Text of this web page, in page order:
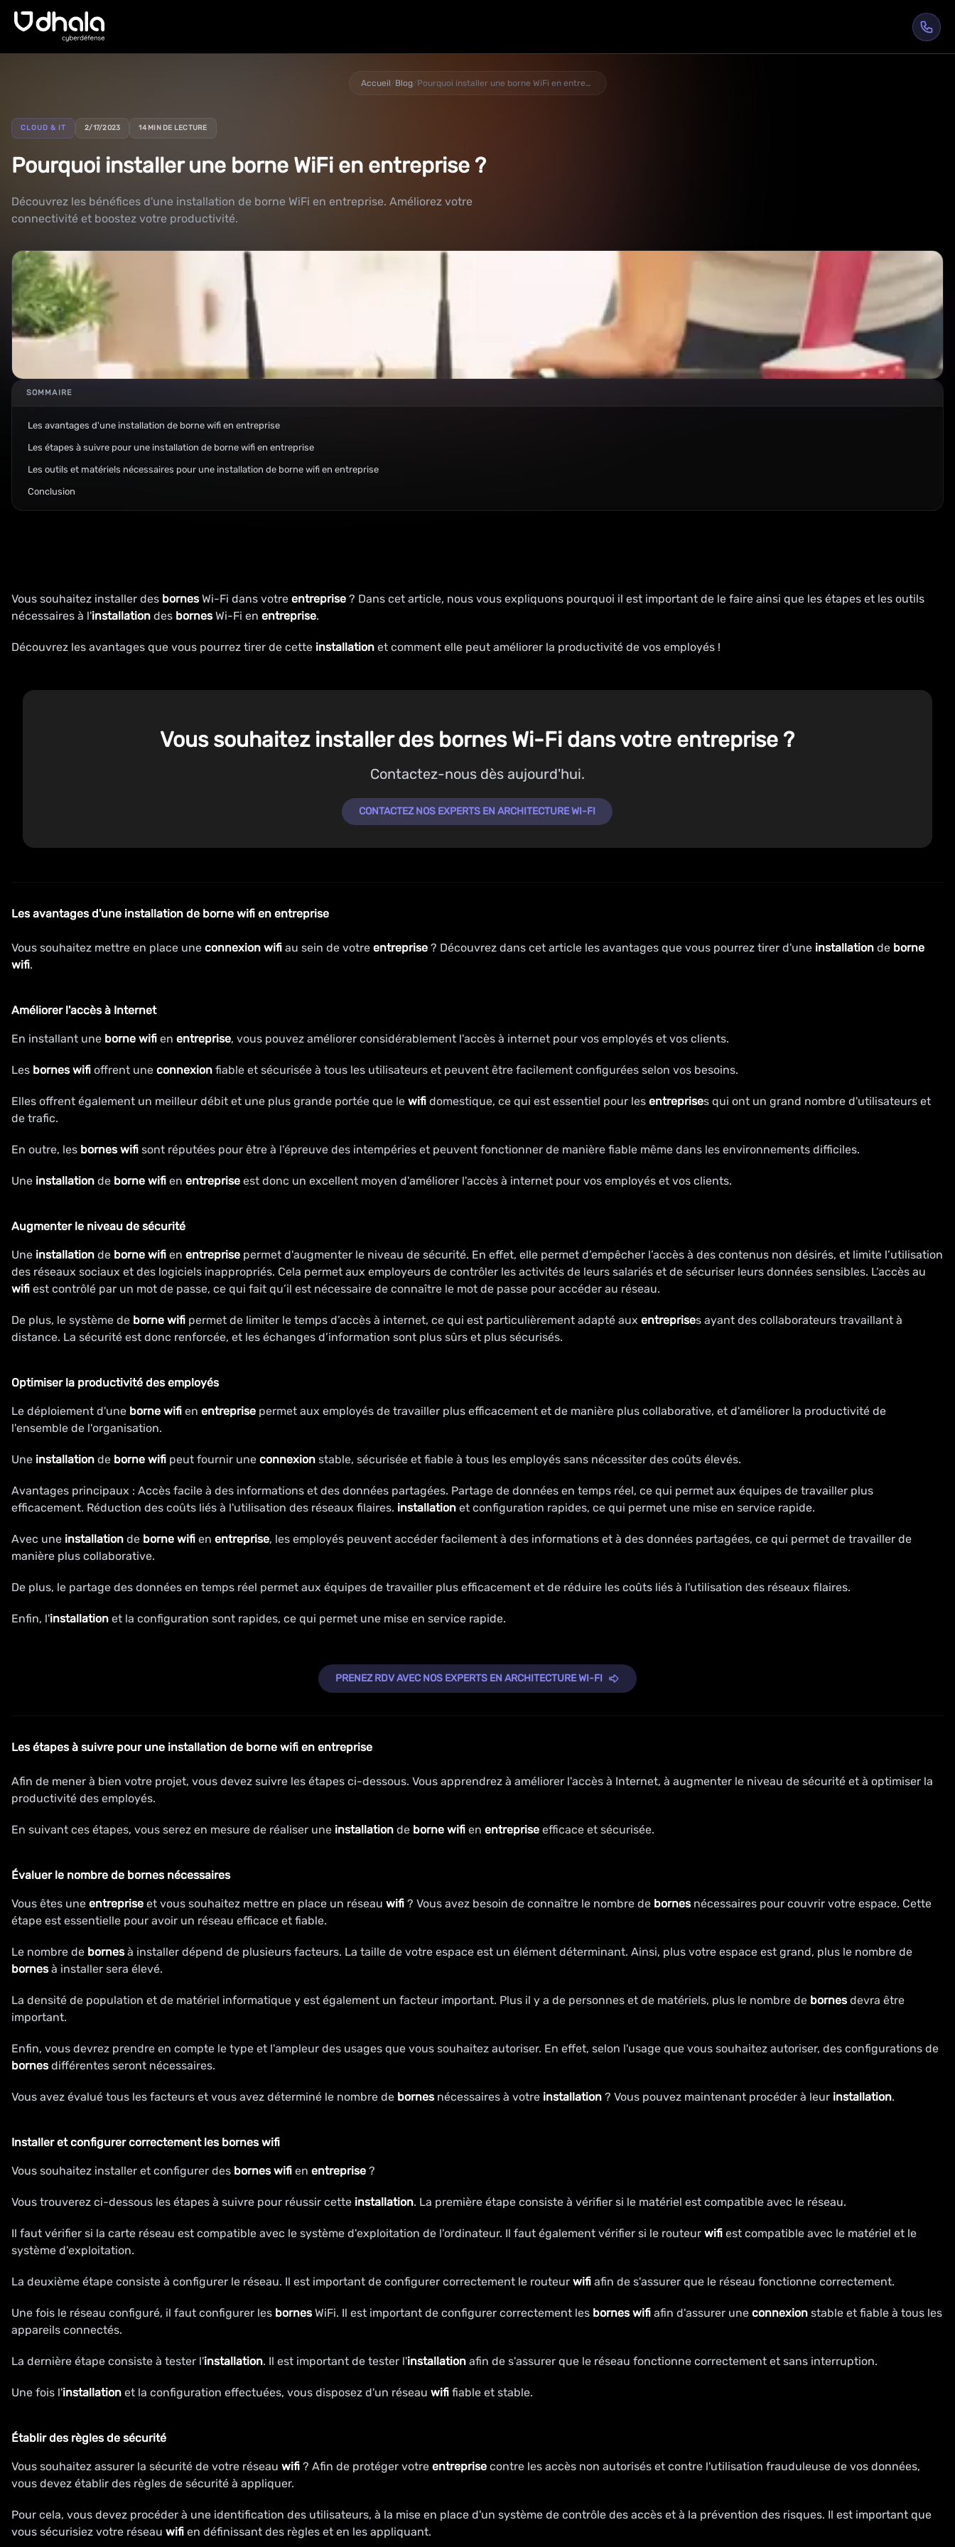
Accueil/Blog/ Pourquoi installer une borne WiFi en entreprise ?
CLOUD & IT 2/17/2023 14 MIN DE LECTURE
Pourquoi installer une borne WiFi en entreprise ?
Découvrez les bénéfices d'une installation de borne WiFi en entreprise. Améliorez votre
connectivité et boostez votre productivité.
SOMMAIRE
Les avantages d'une installation de borne wifi en entreprise
Les étapes à suivre pour une installation de borne wifi en entreprise
Les outils et matériels nécessaires pour une installation de borne wifi en entreprise
Conclusion
Vous souhaitez installer des bornesWi-Fi dans votre entreprise ? Dans cet article, nous vous expliquons pourquoi il est important de le faire ainsi que les étapes et les outils
nécessaires à l'installation des bornesWi-Fi en entreprise.
Découvrez les avantages que vous pourrez tirer de cette installation et comment elle peut améliorer la productivité de vos employés !
Vous souhaitez installer des bornes Wi-Fi dans votre entreprise ?
Contactez-nous dès aujourd'hui.
CONTACTEZ NOS EXPERTS EN ARCHITECTURE WI-FI
Les avantages d'une installation de borne wifi en entreprise
Vous souhaitez mettre en place une connexion wifi au sein de votre entreprise ? Découvrez dans cet article les avantages que vous pourrez tirer d'une installation de borne
wifi.
Améliorer l'accès à Internet
En installant une borne wifi en entreprise, vous pouvez améliorer considérablement l'accès à internet pour vos employés et vos clients.
Les bornes wifi offrent une connexion fiable et sécurisée à tous les utilisateurs et peuvent être facilement configurées selon vos besoins.
Elles offrent également un meilleur débit et une plus grande portée que le wifi domestique, ce qui est essentiel pour les entreprises qui ont un grand nombre d'utilisateurs et
de trafic.
En outre, les bornes wifi sont réputées pour être à l'épreuve des intempéries et peuvent fonctionner de manière fiable même dans les environnements difficiles.
Une installation de borne wifi en entreprise est donc un excellent moyen d'améliorer l'accès à internet pour vos employés et vos clients.
Augmenter le niveau de sécurité
Une installation de borne wifi en entreprise permet d'augmenter le niveau de sécurité. En effet, elle permet d’empêcher l’accès à des contenus non désirés, et limite l’utilisation
des réseaux sociaux et des logiciels inappropriés. Cela permet aux employeurs de contrôler les activités de leurs salariés et de sécuriser leurs données sensibles. L’accès au
wifi est contrôlé par un mot de passe, ce qui fait qu’il est nécessaire de connaître le mot de passe pour accéder au réseau.
De plus, le système de borne wifi permet de limiter le temps d’accès à internet, ce qui est particulièrement adapté aux entreprises ayant des collaborateurs travaillant à
distance. La sécurité est donc renforcée, et les échanges d’information sont plus sûrs et plus sécurisés.
Optimiser la productivité des employés
Le déploiement d'une borne wifi en entreprise permet aux employés de travailler plus efficacement et de manière plus collaborative, et d'améliorer la productivité de
l'ensemble de l'organisation.
Une installation de borne wifi peut fournir une connexion stable, sécurisée et fiable à tous les employés sans nécessiter des coûts élevés.
Avantages principaux : Accès facile à des informations et des données partagées. Partage de données en temps réel, ce qui permet aux équipes de travailler plus
efficacement. Réduction des coûts liés à l'utilisation des réseaux filaires. installation et configuration rapides, ce qui permet une mise en service rapide.
Avec une installation de borne wifi en entreprise, les employés peuvent accéder facilement à des informations et à des données partagées, ce qui permet de travailler de
manière plus collaborative.
De plus, le partage des données en temps réel permet aux équipes de travailler plus efficacement et de réduire les coûts liés à l'utilisation des réseaux filaires.
Enfin, l'installation et la configuration sont rapides, ce qui permet une mise en service rapide.
PRENEZ RDV AVEC NOS EXPERTS EN ARCHITECTURE WI-FI
Les étapes à suivre pour une installation de borne wifi en entreprise
Afin de mener à bien votre projet, vous devez suivre les étapes ci-dessous. Vous apprendrez à améliorer l'accès à Internet, à augmenter le niveau de sécurité et à optimiser la
productivité des employés.
En suivant ces étapes, vous serez en mesure de réaliser une installation de borne wifi en entreprise efficace et sécurisée.
Évaluer le nombre de bornesnécessaires
Vous êtes une entreprise et vous souhaitez mettre en place un réseau wifi ? Vous avez besoin de connaître le nombre de bornesnécessaires pour couvrir votre espace. Cette
étape est essentielle pour avoir un réseau efficace et fiable.
Le nombre de bornesà installer dépend de plusieurs facteurs. La taille de votre espace est un élément déterminant. Ainsi, plus votre espace est grand, plus le nombre de
bornesà installer sera élevé.
La densité de population et de matériel informatique y est également un facteur important. Plus il y a de personnes et de matériels, plus le nombre de bornesdevra être
important.
Enfin, vous devrez prendre en compte le type et l'ampleur des usages que vous souhaitez autoriser. En effet, selon l'usage que vous souhaitez autoriser, des configurations de
bornesdifférentes seront nécessaires.
Vous avez évalué tous les facteurs et vous avez déterminé le nombre de bornesnécessaires à votre installation ? Vous pouvez maintenant procéder à leur installation.
Installer et configurer correctement les bornes wifi
Vous souhaitez installer et configurer des bornes wifi en entreprise ?
Vous trouverez ci-dessous les étapes à suivre pour réussir cette installation. La première étape consiste à vérifier si le matériel est compatible avec le réseau.
Il faut vérifier si la carte réseau est compatible avec le système d'exploitation de l'ordinateur. Il faut également vérifier si le routeur wifi est compatible avec le matériel et le
système d'exploitation.
La deuxième étape consiste à configurer le réseau. Il est important de configurer correctement le routeur wifi afin de s'assurer que le réseau fonctionne correctement.
Une fois le réseau configuré, il faut configurer les bornesWiFi. Il est important de configurer correctement les bornes wifi afin d'assurer une connexion stable et fiable à tous les
appareils connectés.
La dernière étape consiste à tester l'installation. Il est important de tester l'installation afin de s'assurer que le réseau fonctionne correctement et sans interruption.
Une fois l'installation et la configuration effectuées, vous disposez d'un réseau wifi fiable et stable.
Établir des règles de sécurité
Vous souhaitez assurer la sécurité de votre réseau wifi ? Afin de protéger votre entreprise contre les accès non autorisés et contre l'utilisation frauduleuse de vos données,
vous devez établir des règles de sécurité à appliquer.
Pour cela, vous devez procéder à une identification des utilisateurs, à la mise en place d'un système de contrôle des accès et à la prévention des risques. Il est important que
vous sécurisiez votre réseau wifi en définissant des règles et en les appliquant.